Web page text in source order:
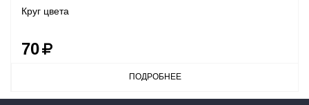
Круг цвета
70
ПОДРОБНЕЕ